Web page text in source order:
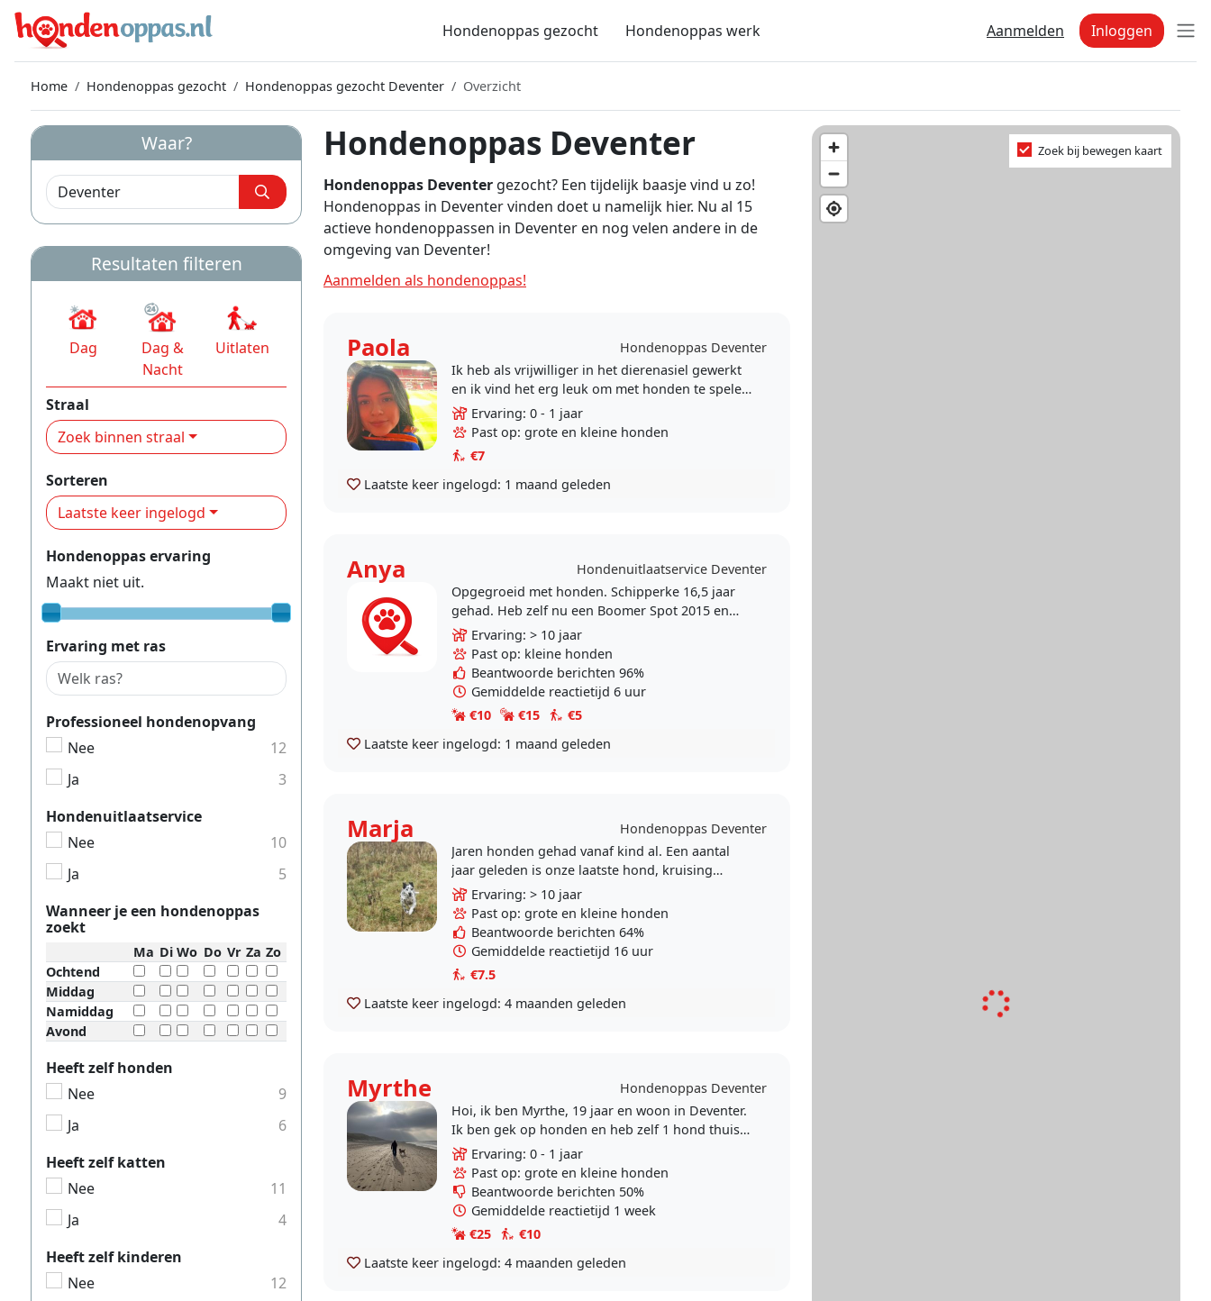
Hondenoppas gezocht Hondenoppas werk Aanmelden Inloggen
Home Hondenoppas gezocht Hondenoppas gezocht Deventer Overzicht
Hondenoppas Deventer
Hondenoppas Deventer gezocht? Een tijdelijk baasje vind u zo!
Hondenoppas in Deventer vinden doet u namelijk hier. Nu al 15
actieve hondenoppassen in Deventer en nog velen andere in de
omgeving van Deventer!
Aanmelden als hondenoppas!
Paola
Hondenoppas Deventer
Ik heb als vrijwilliger in het dierenasiel gewerkt
en ik vind het erg leuk om met honden te spelen
en met ze te wandelen.
Ervaring: 0 - 1 jaar
Past op: grote en kleine honden
€7
Laatste keer ingelogd: 1 maand geleden
Anya
Hondenuitlaatservice Deventer
Opgegroeid met honden. Schipperke 16,5 jaar
gehad. Heb zelf nu een Boomer Spot 2015 en
sinds een jaar een Griekse ondeugd Yassou
2019. Beide reutjes..
Ervaring: > 10 jaar
Past op: kleine honden
Beantwoorde berichten 96%
Gemiddelde reactietijd 6 uur
€10
€15
€5
Laatste keer ingelogd: 1 maand geleden
Marja
Hondenoppas Deventer
Jaren honden gehad vanaf kind al. Een aantal
jaar geleden is onze laatste hond, kruising
dalmaat overleden op 15 jarige leeftijd.
Voorlopig zelf geen..
Ervaring: > 10 jaar
Past op: grote en kleine honden
Beantwoorde berichten 64%
Gemiddelde reactietijd 16 uur
€7.5
Laatste keer ingelogd: 4 maanden geleden
Myrthe
Hondenoppas Deventer
Hoi, ik ben Myrthe, 19 jaar en woon in Deventer.
Ik ben gek op honden en heb zelf 1 hond thuis.
Naast mijn studie wil ik graag iets bijverdienen..
Ervaring: 0 - 1 jaar
Past op: grote en kleine honden
Beantwoorde berichten 50%
Gemiddelde reactietijd 1 week
€25
€10
Laatste keer ingelogd: 4 maanden geleden
Zoek bij bewegen kaart
Waar?
Resultaten filteren
Dag
Dag &
Nacht
Uitlaten
Straal
Zoek binnen straal
Sorteren
Laatste keer ingelogd
Hondenoppas ervaring
Maakt niet uit.
Ervaring met ras
Professioneel hondenopvang
Nee
12
Ja
3
Hondenuitlaatservice
Nee
10
Ja
5
Wanneer je een hondenoppas
zoekt
Ma Di Wo Do Vr Za Zo
Ochtend
Middag
Namiddag
Avond
Heeft zelf honden
Nee
9
Ja
6
Heeft zelf katten
Nee
11
Ja
4
Heeft zelf kinderen
Nee
12